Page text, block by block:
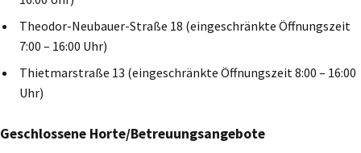
Theodor-Neubauer-Straße 18 (eingeschränkte Öffnungszeit
7:00 – 16:00 Uhr)
Thietmarstraße 13 (eingeschränkte Öffnungszeit 8:00 – 16:00
Uhr)
Geschlossene Horte/Betreuungsangebote